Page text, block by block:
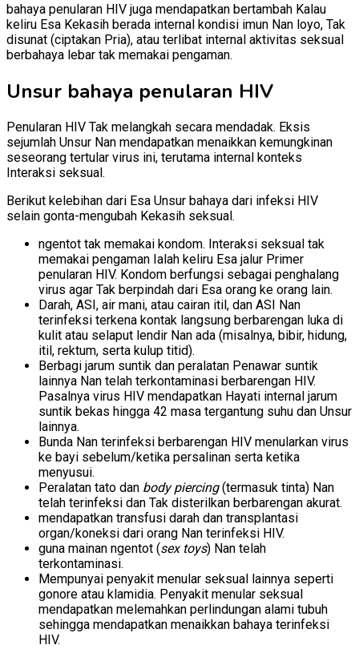
bahaya penularan HIV juga mendapatkan bertambah Kalau
keliru Esa Kekasih berada internal kondisi imun Nan loyo, Tak
disunat (ciptakan Pria), atau terlibat internal aktivitas seksual
berbahaya lebar tak memakai pengaman.
Unsur bahaya penularan HIV
Penularan HIV Tak melangkah secara mendadak. Eksis
sejumlah Unsur Nan mendapatkan menaikkan kemungkinan
seseorang tertular virus ini, terutama internal konteks
Interaksi seksual.
Berikut kelebihan dari Esa Unsur bahaya dari infeksi HIV
selain gonta-mengubah Kekasih seksual.
ngentot tak memakai kondom. Interaksi seksual tak
memakai pengaman Ialah keliru Esa jalur Primer
penularan HIV. Kondom berfungsi sebagai penghalang
virus agar Tak berpindah dari Esa orang ke orang lain.
Darah, ASI, air mani, atau cairan itil, dan ASI Nan
terinfeksi terkena kontak langsung berbarengan luka di
kulit atau selaput lendir Nan ada (misalnya, bibir, hidung,
itil, rektum, serta kulup titid).
Berbagi jarum suntik dan peralatan Penawar suntik
lainnya Nan telah terkontaminasi berbarengan HIV.
Pasalnya virus HIV mendapatkan Hayati internal jarum
suntik bekas hingga 42 masa tergantung suhu dan Unsur
lainnya.
Bunda Nan terinfeksi berbarengan HIV menularkan virus
ke bayi sebelum/ketika persalinan serta ketika
menyusui.
Peralatan tato dan body piercing(termasuk tinta) Nan
telah terinfeksi dan Tak disterilkan berbarengan akurat.
mendapatkan transfusi darah dan transplantasi
organ/koneksi dari orang Nan terinfeksi HIV.
guna mainan ngentot (sex toys) Nan telah
terkontaminasi.
Mempunyai penyakit menular seksual lainnya seperti
gonore atau klamidia. Penyakit menular seksual
mendapatkan melemahkan perlindungan alami tubuh
sehingga mendapatkan menaikkan bahaya terinfeksi
HIV.